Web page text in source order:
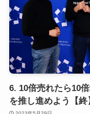
6. 10倍売れたら10
を推し進めよう【終